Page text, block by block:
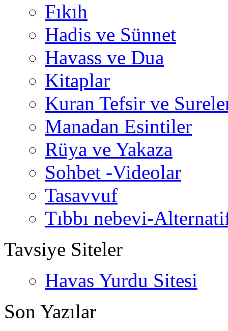
Fıkıh
Hadis ve Sünnet
Havass ve Dua
Kitaplar
Kuran Tefsir ve
Manadan Esintiler
Rüya ve Yakaza
Sohbet -Videolar
Tasavvuf
Tıbbı nebevi-
Tavsiye Siteler
Havas Yurdu Sitesi
Son Yazılar